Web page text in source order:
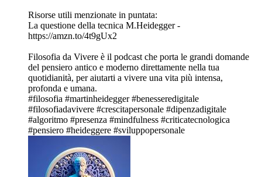
Risorse utili menzionate in puntata:
La questione della tecnica M.Heidegger -
https://amzn.to/4t9gUx2
Filosofia da Vivere è il podcast che porta le grandi domande
del pensiero antico e moderno direttamente nella tua
quotidianità, per aiutarti a vivere una vita più intensa,
profonda e umana.
#filosofia #martinheidegger #benesseredigitale
#filosofiadavivere #crescitapersonale #dipenzadigitale
#algoritmo #presenza #mindfulness #criticatecnologica
#pensiero #heideggere #sviluppopersonale